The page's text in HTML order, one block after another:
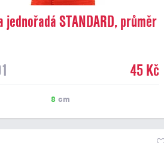
jednořadá STANDARD, průměr
45 Kč
8 cm